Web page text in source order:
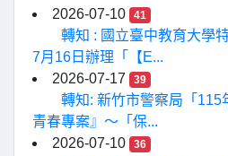
2026-07-10 41
轉知 : 國立臺中教育大學
7月16日辦理「【E...
2026-07-17
39
轉知: 新竹市警察局「115
青春專案』〜「保...
2026-07-10
36